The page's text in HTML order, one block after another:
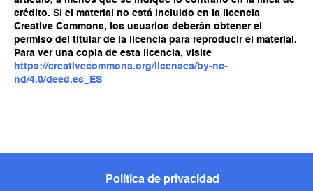
crédito. Si el material no está incluido en la licencia
Creative Commons, los usuarios deberán obtener el
permiso del titular de la licencia para reproducir el material.
Para ver una copia de esta licencia, visite
https://creativecommons.org/licenses/by-nc-
nd/4.0/deed.es_ES
Política de privacidad